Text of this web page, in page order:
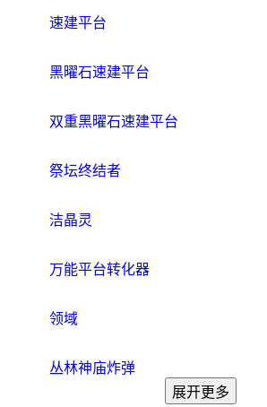
速建平台
黑曜石速建平台
双重黑曜石速建平台
祭坛终结者
洁晶灵
万能平台转化器
领域
丛林神庙炸弹
展开更多